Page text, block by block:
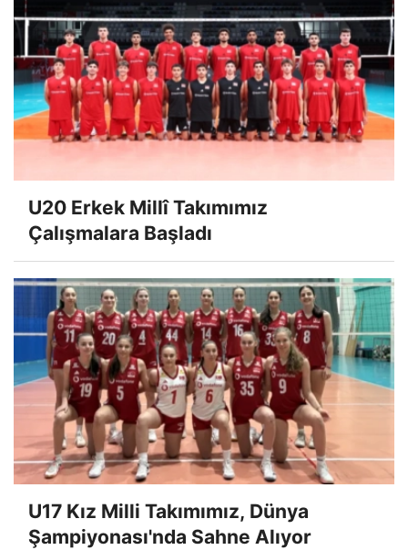
U20 Erkek Millî Takımımız
Çalışmalara Başladı
U17 Kız Milli Takımımız, Dünya
Şampiyonası'nda Sahne Alıyor